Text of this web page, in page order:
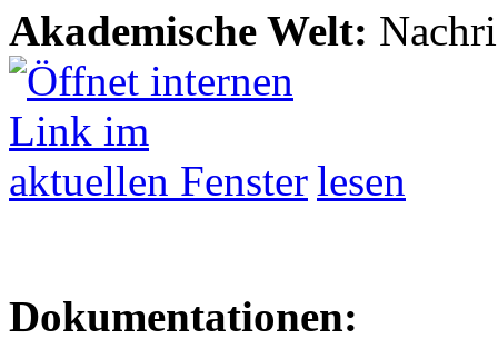
Akademische Welt:
lesen
Dokumentationen: